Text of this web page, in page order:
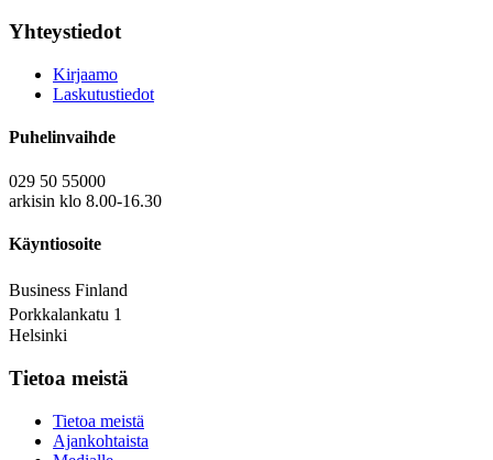
Yhteystiedot
Kirjaamo
Laskutustiedot
Puhelinvaihde
029 50 55000
arkisin klo 8.00-16.30
Käyntiosoite
Business Finland
Porkkalankatu 1
Helsinki
Tietoa meistä
Tietoa meistä
Ajankohtaista